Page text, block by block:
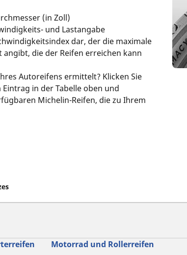
(in Zoll)
und Lastangabe
dar, der die maximale
angibt, die der Reifen erreichen kann
Autoreifens ermittelt? Klicken Sie
in der Tabelle oben und
Michelin-Reifen, die zu Ihrem
Motorrad und Rollerreifen